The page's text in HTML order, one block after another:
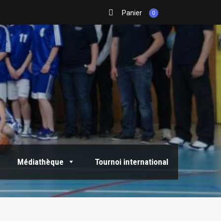
Panier 0
Médiathèque Tournoi international